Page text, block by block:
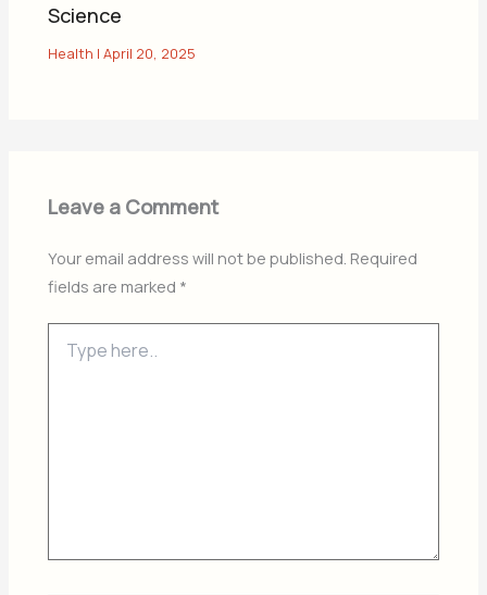
Science
Health |April 20, 2025
Leave a Comment
Your email address will not be published. Required
fields are marked *
here..